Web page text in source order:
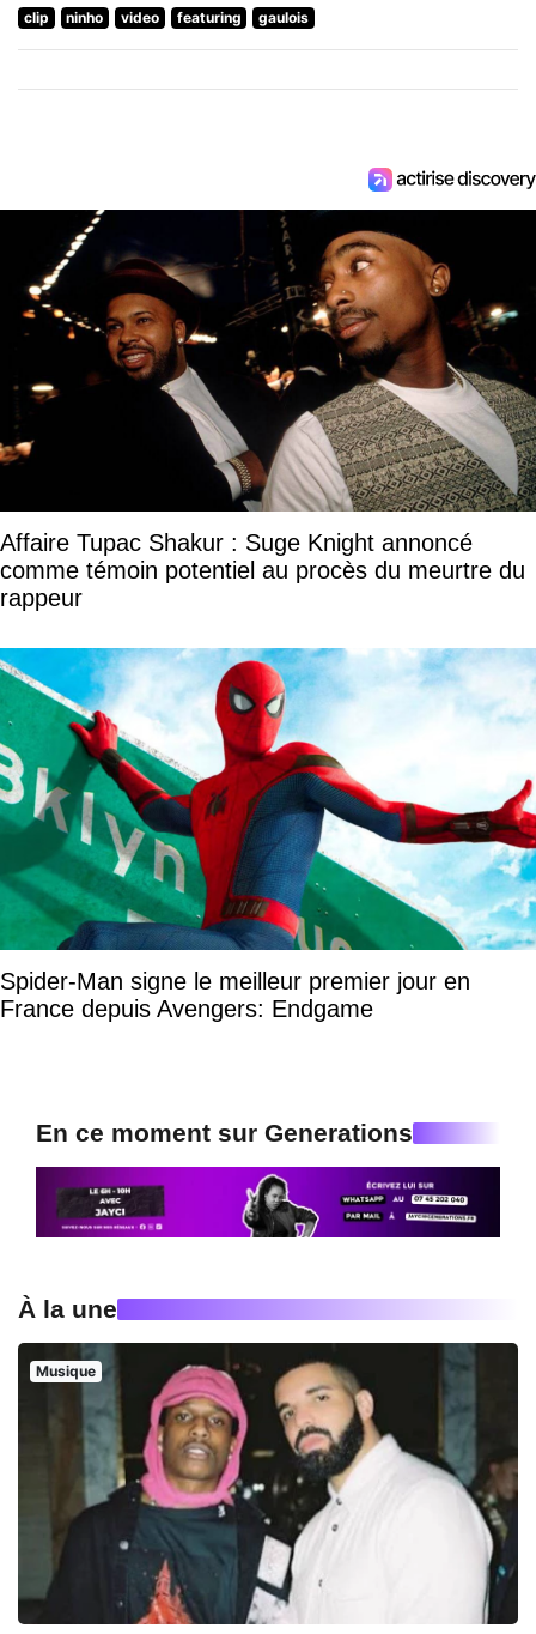
clip ninho video featuring gaulois
Affaire Tupac Shakur : Suge Knight annoncé
comme témoin potentiel au procès du meurtre du
rappeur
Spider-Man signe le meilleur premier jour en
France depuis Avengers: Endgame
En ce moment sur Generations
À la une
Musique